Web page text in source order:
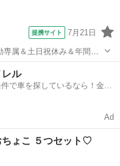
提携サイト 7月21日
専属＆土日祝休み＆年間休
通勤OK＆無料駐車場あり
常陸大宮市》 人気の
レル
で車を探しているなら！金利
Ad
未使用♡益子焼♡おちょこ ５つセット♡